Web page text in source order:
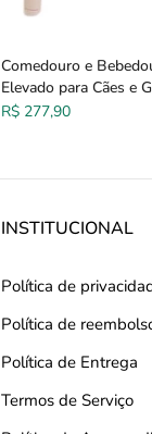
Comedouro e
Elevado para Cães e
R$ 277,90
INSTITUCIONAL
Política de
Política de
Política de Entrega
Termos de Serviço